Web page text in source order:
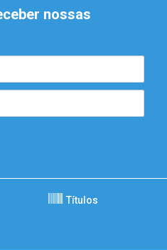
nossas
Títulos